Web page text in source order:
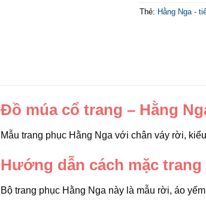
Thẻ: Hằng Nga -
Đồ múa cổ trang – Hằng
Mẫu trang phục Hằng Nga với chân váy rời,
Hướng dẫn cách mặc trang
Bộ trang phục Hằng Nga này là mẫu rời, áo